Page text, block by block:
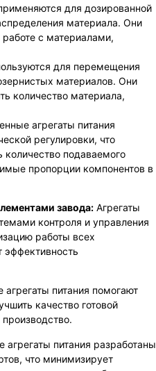
для дозированной
материала. Они
с материалами,
для перемещения
материалов. Они
количество материала,
агрегаты питания
регулировки, что
количество подаваемого
пропорции компонентов в
завода: Агрегаты
контроля и управления
работы всех
эффективность
питания помогают
качество готовой
питания разработаны
что минимизирует